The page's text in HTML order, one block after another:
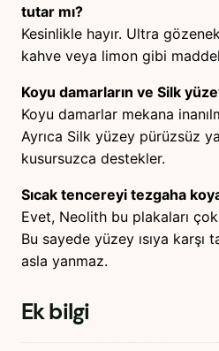
tutar mı?
Kesinlikle hayır. Ultra
kahve veya limon gibi
Koyu damarların ve Silk
Koyu damarlar mekana
Ayrıca Silk yüzey pürüzsüz
kusursuzca destekler.
Sıcak tencereyi tezgaha
Evet, Neolith bu plakaları çok
Bu sayede yüzey ısıya
asla yanmaz.
Ek bilgi